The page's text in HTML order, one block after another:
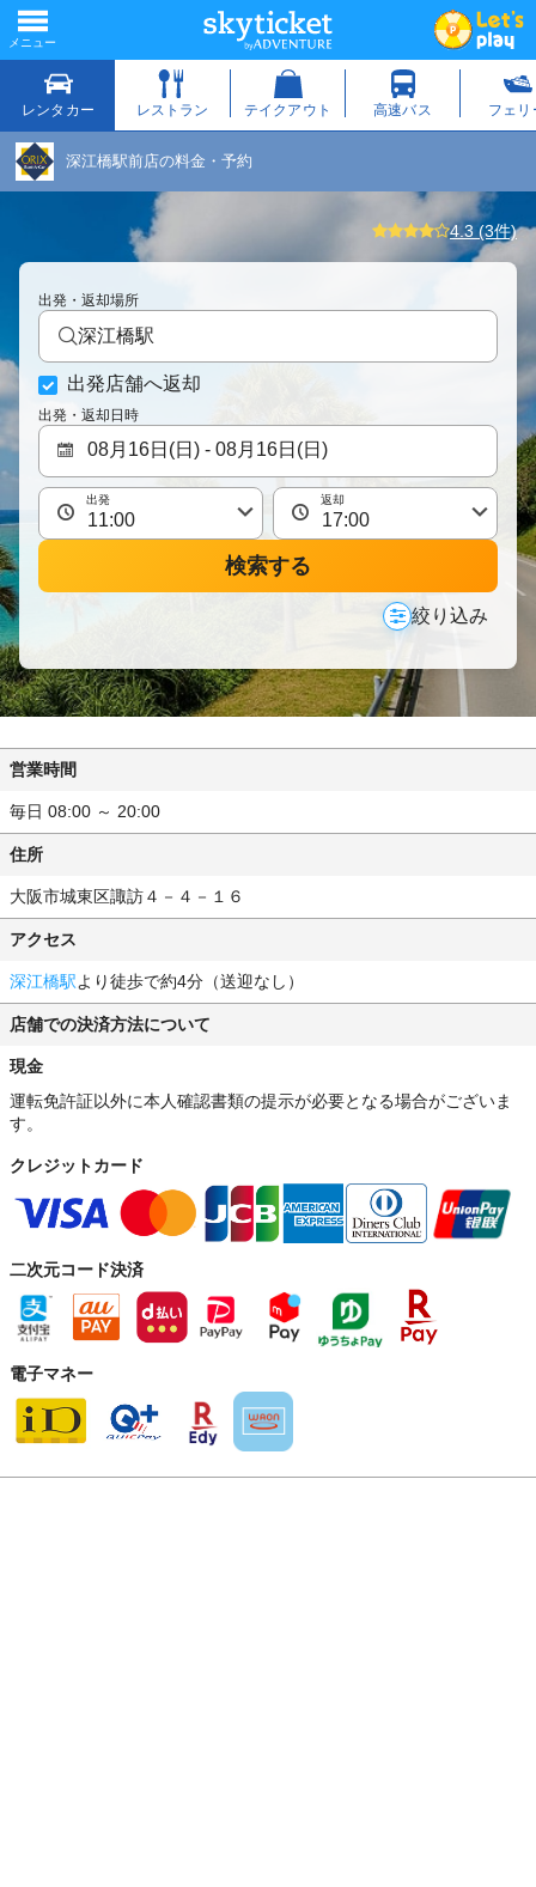
深江橋駅前店の料金・予約
4.3 (3件)
出発・返却場所
深江橋駅
出発店舗へ返却
出発・返却日時
出発 返却
検索する
絞り込み
営業時間
毎日 08:00 ～ 20:00
住所
大阪市城東区諏訪４－４－１６
アクセス
深江橋駅より徒歩で約4分（送迎なし）
店舗での決済方法について
現金
運転免許証以外に本人確認書類の提示が必要となる場合がございま
す。
クレジットカード
二次元コード決済
電子マネー